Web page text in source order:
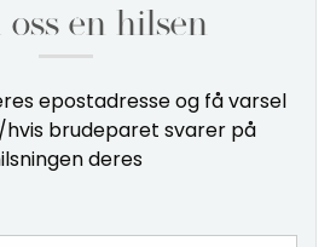
oss en hilsen
epostadresse og få varsel
brudeparet svarer på
deres